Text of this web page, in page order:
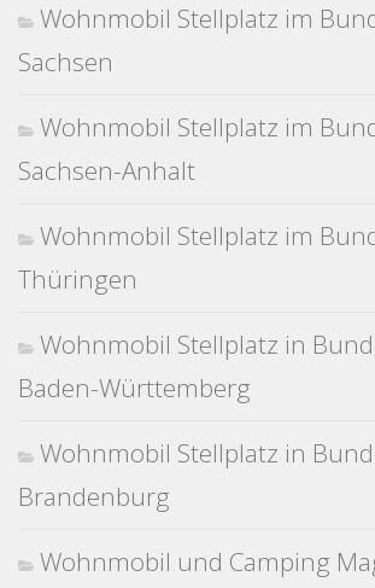
Wohnmobil Stellplatz im
Sachsen
Wohnmobil Stellplatz im
Sachsen-Anhalt
Wohnmobil Stellplatz im
Thüringen
Wohnmobil Stellplatz in
Baden-Württemberg
Wohnmobil Stellplatz in
Brandenburg
Wohnmobil und Camping